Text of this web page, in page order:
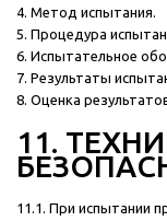
4. Метод испытания.
5. Процедура
6. Испытательное
7. Результаты
8. Оценка
11.
11.1. При испытании